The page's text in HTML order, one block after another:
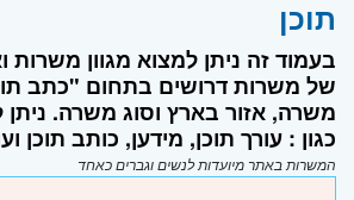
תוכן
בעמוד זה ניתן למצוא מגוון משרות
של משרות דרושים בתחום "כתב
משרה, אזור בארץ וסוג משרה.
כגון : עורך תוכן, מידען, כותב תוכן
המשרות באתר מיועדות לנשים וגברים כאחד